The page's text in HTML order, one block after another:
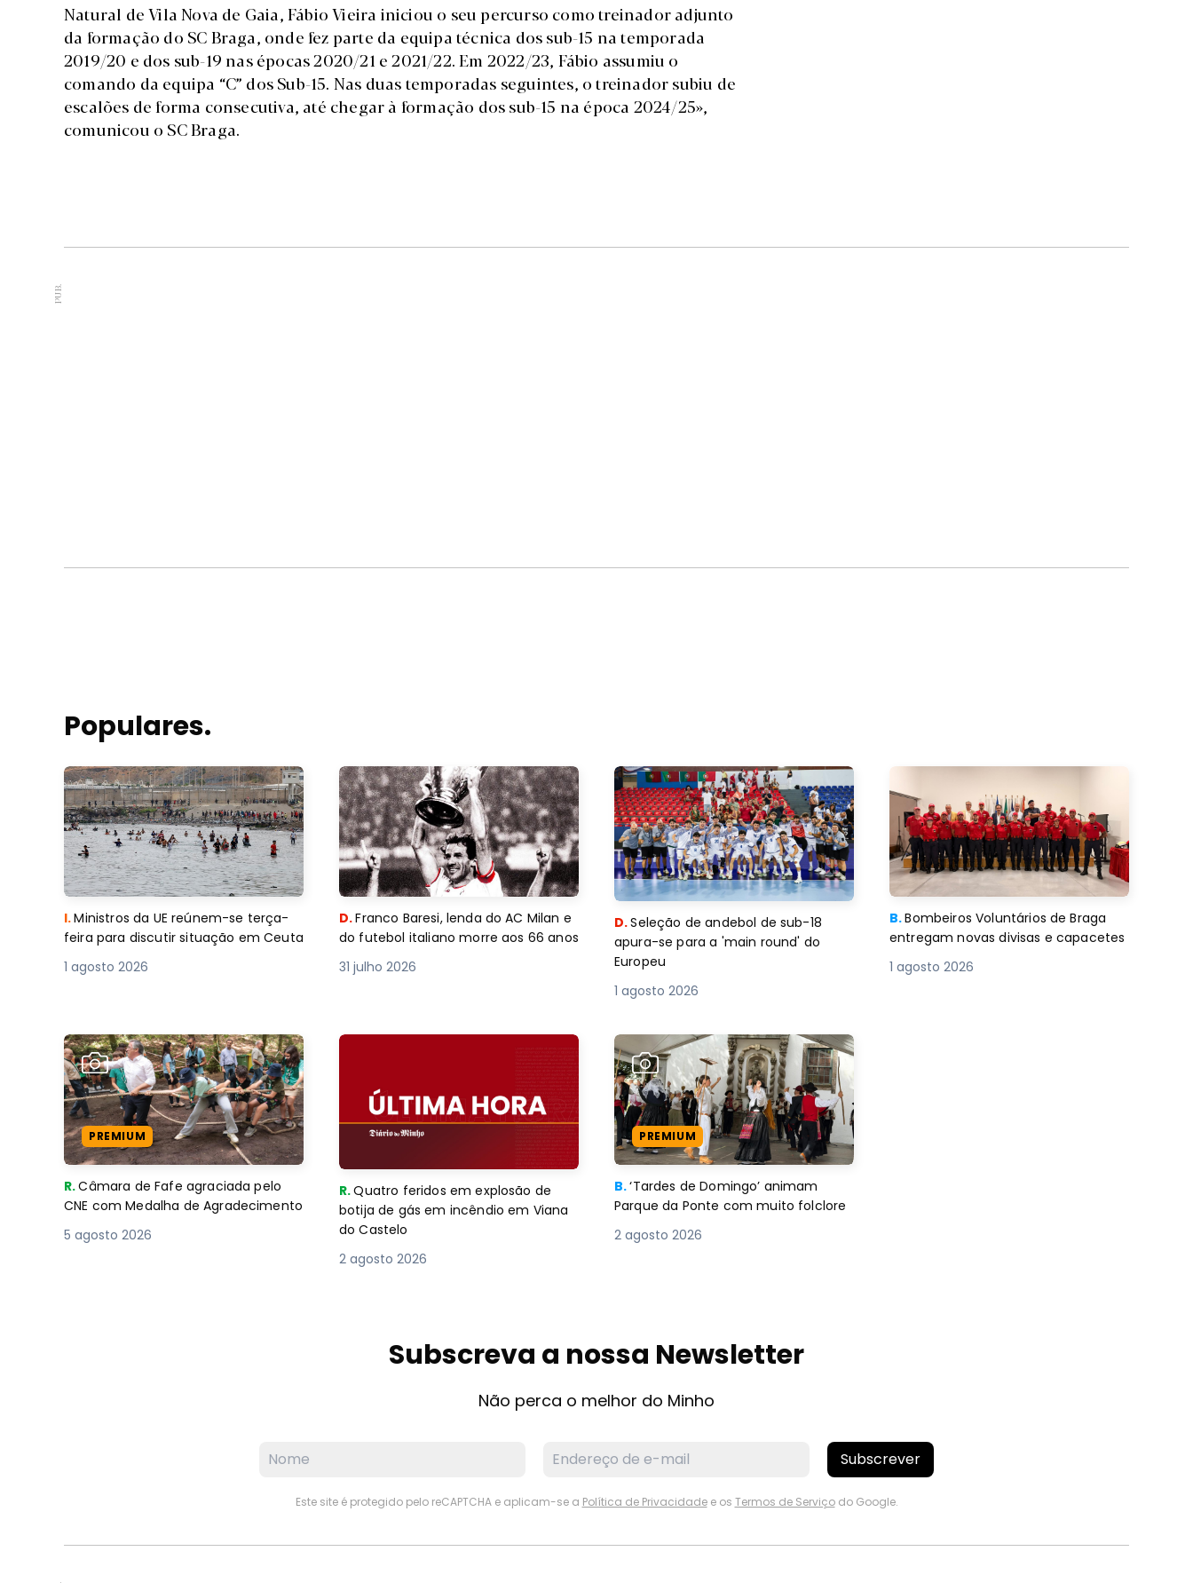
Natural de Vila Nova de Gaia, Fábio Vieira iniciou o seu percurso como treinador adjunto
da formação do SC Braga, onde fez parte da equipa técnica dos sub-15 na temporada
2019/20 e dos sub-19 nas épocas 2020/21 e 2021/22. Em 2022/23, Fábio assumiu o
comando da equipa “C” dos Sub-15. Nas duas temporadas seguintes, o treinador subiu de
escalões de forma consecutiva, até chegar à formação dos sub-15 na época 2024/25»,
comunicou o SC Braga.
PUB.
Populares.
I.Ministros da UE reúnem-se terça-
feira para discutir situação em Ceuta
1 agosto 2026
D.Franco Baresi, lenda do AC Milan e
do futebol italiano morre aos 66 anos
31 julho 2026
D.Seleção de andebol de sub-18
apura-se para a 'main round' do
Europeu
1 agosto 2026
B.Bombeiros Voluntários de Braga
entregam novas divisas e capacetes
1 agosto 2026
PREMIUM
R.Câmara de Fafe agraciada pelo
CNE com Medalha de Agradecimento
5 agosto 2026
R.Quatro feridos em explosão de
botija de gás em incêndio em Viana
do Castelo
2 agosto 2026
PREMIUM
B.‘Tardes de Domingo’ animam
Parque da Ponte com muito folclore
2 agosto 2026
Subscreva a nossa Newsletter
Não perca o melhor do Minho
Subscrever
Este site é protegido pelo reCAPTCHA e aplicam-se a Política de Privacidadee os Termos de Serviçodo Google.